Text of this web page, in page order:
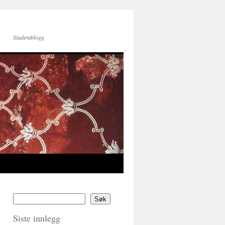
Studentblogg
Søk
Siste innlegg